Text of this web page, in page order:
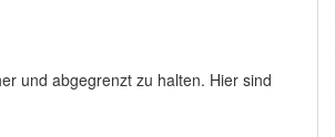
und abgegrenzt zu halten. Hier sind